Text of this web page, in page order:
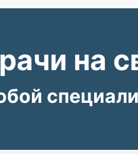
на